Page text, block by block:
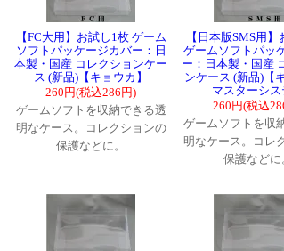
【FC大用】お試し1枚 ゲーム
ソフトパッケージカバー：日
本製・国産 コレクションケー
ス (新品)【キョウカ】
260円(税込286円)
ゲームソフトを収納できる透
明なケース。コレクションの
保護などに。
【日本版SMS用
ゲームソフトパッ
ー：日本製・国産
ンケース (新品)【
マスターシス
260円(税込
ゲームソフトを収
明なケース。コレ
保護などに